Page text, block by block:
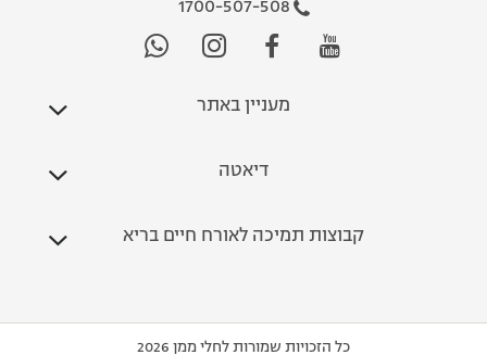
1700-507-508
מעניין באתר
דיאטה
קבוצות תמיכה לאורח חיים בריא
כל הזכויות שמורות לחלי ממן 2026